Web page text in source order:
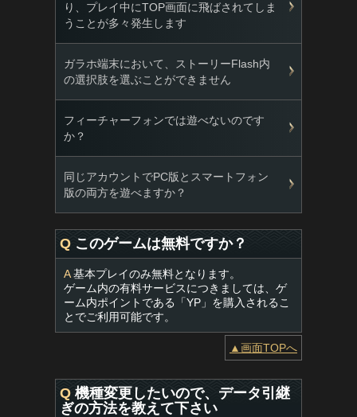
り、プレイ中にTOP画面に飛ばされてしま
うことが多々発生します
ガラホ端末において、ストーリーFlash内
の選択肢を選ぶことができません
フィーチャーフォンでは遊べないのです
か？
同じアカウントでPC版とスマートフォン
版の両方を遊べますか？
Q このゲームは無料ですか？
A基本プレイのみ無料となります。
ゲーム内の有料サービスにつきましては、ゲ
ーム内ポイントである「YP」を購入されるこ
とでご利用可能です。
▲画面TOPへ
Q 機種変更したいので、データ引継
ぎの方法を教えて下さい